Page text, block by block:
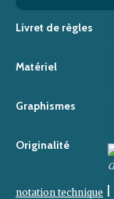
Livret de règles
Matériel
Graphismes
Originalité
notation technique